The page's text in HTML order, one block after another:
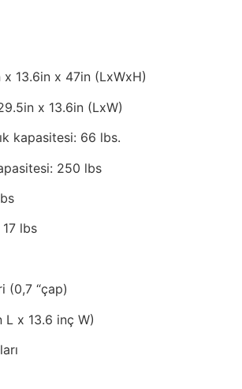
13.6in x 47in (LxWxH)
x 13.6in (LxW)
kapasitesi: 66 lbs.
250 lbs
17 lbs
(0,7 “çap)
x 13.6 inç W)